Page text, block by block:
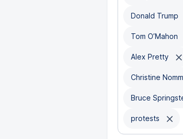
Donald Trump
Tom O’Mahon
Alex Pretty
Christine Nomm
Bruce
protests